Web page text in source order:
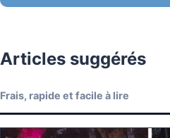
Articles suggérés
Frais, rapide et facile à lire